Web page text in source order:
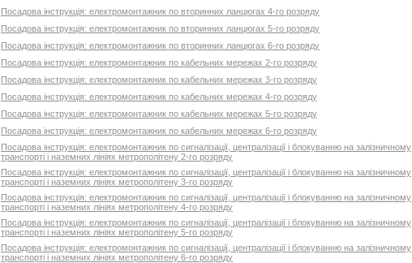
Посадова інструкція: електромонтажник по вторинних ланцюгах 4-го розряду
Посадова інструкція: електромонтажник по вторинних ланцюгах 5-го розряду
Посадова інструкція: електромонтажник по вторинних ланцюгах 6-го розряду
Посадова інструкція: електромонтажник по кабельних мережах 2-го розряду
Посадова інструкція: електромонтажник по кабельних мережах 3-го розряду
Посадова інструкція: електромонтажник по кабельних мережах 4-го розряду
Посадова інструкція: електромонтажник по кабельних мережах 5-го розряду
Посадова інструкція: електромонтажник по кабельних мережах 6-го розряду
Посадова інструкція: електромонтажник по сигналізації, централізації і блокуванню на залізничному
транспорті і наземних лініях метрополітену 2-го розряду
Посадова інструкція: електромонтажник по сигналізації, централізації і блокуванню на залізничному
транспорті і наземних лініях метрополітену 3-го розряду
Посадова інструкція: електромонтажник по сигналізації, централізації і блокуванню на залізничному
транспорті і наземних лініях метрополітену 4-го розряду
Посадова інструкція: електромонтажник по сигналізації, централізації і блокуванню на залізничному
транспорті і наземних лініях метрополітену 5-го розряду
Посадова інструкція: електромонтажник по сигналізації, централізації і блокуванню на залізничному
транспорті і наземних лініях метрополітену 6-го розряду